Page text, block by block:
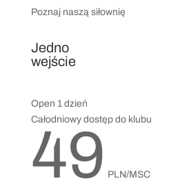
Poznaj naszą siłownię
Jedno
wejście
Open 1 dzień
Całodniowy dostęp do klubu
49 PLN/MSC